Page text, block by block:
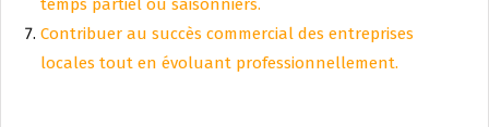
temps partiel ou saisonniers.
Contribuer au succès commercial des entreprises
locales tout en évoluant professionnellement.